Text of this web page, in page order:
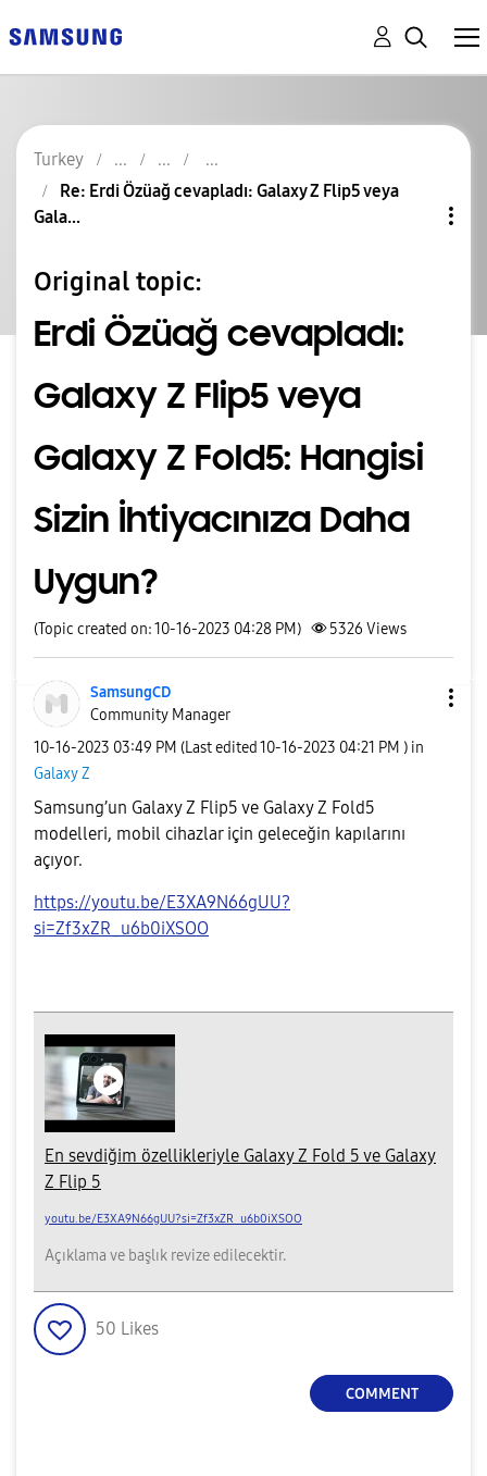
Turkey
Re: Erdi Özüağ cevapladı: Galaxy Z Flip5 veya
Gala...
Original topic:
Erdi Özüağ cevapladı:
Galaxy Z Flip5 veya
Galaxy Z Fold5: Hangisi
Sizin İhtiyacınıza Daha
Uygun?
(Topic created on: 10-16-2023 04:28 PM) 5326 Views
SamsungCD
Community Manager
‎10-16-2023 03:49 PM (Last edited ‎10-16-2023 04:21 PM ) in
Galaxy Z
Samsung’un Galaxy Z Flip5 ve Galaxy Z Fold5
modelleri, mobil cihazlar için geleceğin kapılarını
açıyor.
https://youtu.be/E3XA9N66gUU?
si=Zf3xZR_u6b0iXSOO
En sevdiğim özellikleriyle Galaxy Z Fold 5 ve Galaxy
Z Flip 5
youtu.be/E3XA9N66gUU?si=Zf3xZR_u6b0iXSOO
Açıklama ve başlık revize edilecektir.
50 Likes
COMMENT